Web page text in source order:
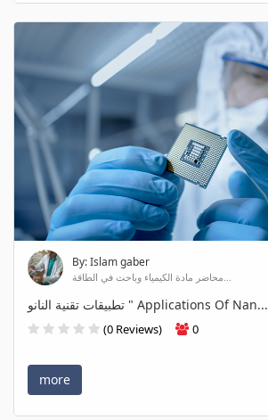
By: Islam gaber
محاضر مادة الكيمياء وباحث في الطاقة...
تطبيقات تقنية النانو " Applications Of Nan...
(0 Reviews) 0
more